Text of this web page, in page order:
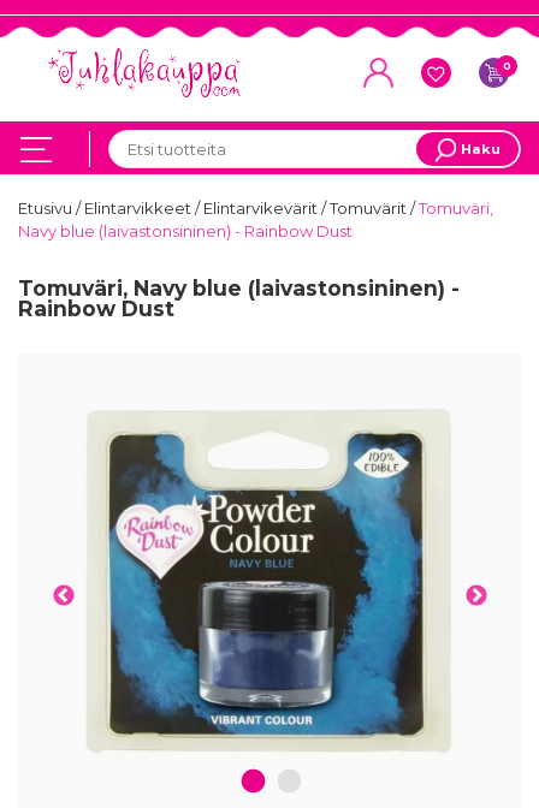
0
Haku
Etusivu /Elintarvikkeet/Elintarvikevärit/Tomuvärit/Tomuväri,
Navy blue (laivastonsininen) - Rainbow Dust
Tomuväri, Navy blue (laivastonsininen) -
Rainbow Dust
1 2